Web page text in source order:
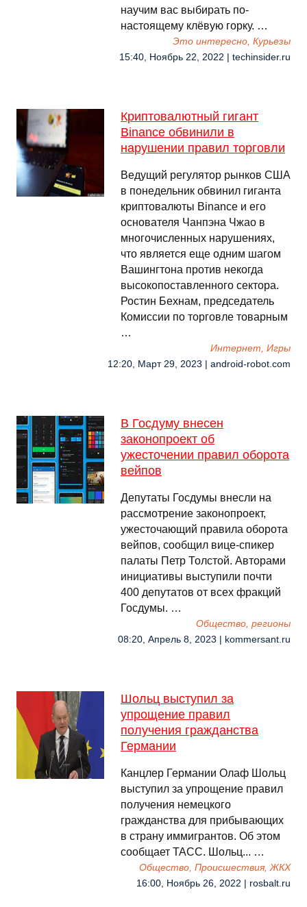
научим вас выбирать по-
настоящему клёвую горку. …
Это интересно, Курьезы
15:40, Ноябрь 22, 2022 | techinsider.ru
Криптовалютный гигант
Binance обвинили в
нарушении правил торговли
Ведущий регулятор рынков США
в понедельник обвинил гиганта
криптовалюты Binance и его
основателя Чанпэна Чжао в
многочисленных нарушениях,
что является еще одним шагом
Вашингтона против некогда
высокопоставленного сектора.
Ростин Бехнам, председатель
Комиссии по торговле товарным
…
Интернет, Игры
12:20, Март 29, 2023 | android-robot.com
В Госдуму внесен
законопроект об
ужесточении правил оборота
вейпов
Депутаты Госдумы внесли на
рассмотрение законопроект,
ужесточающий правила оборота
вейпов, сообщил вице-спикер
палаты Петр Толстой. Авторами
инициативы выступили почти
400 депутатов от всех фракций
Госдумы. …
Общество, регионы
08:20, Апрель 8, 2023 | kommersant.ru
Шольц выступил за
упрощение правил
получения гражданства
Германии
Канцлер Германии Олаф Шольц
выступил за упрощение правил
получения немецкого
гражданства для прибывающих
в страну иммигрантов. Об этом
сообщает ТАСС. Шольц... …
Общество, Происшествия, ЖКХ
16:00, Ноябрь 26, 2022 | rosbalt.ru